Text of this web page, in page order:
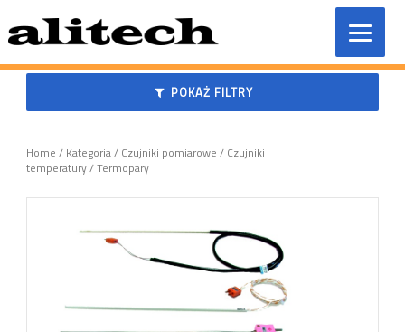
do
treści
POKAŻ FILTRY
Home / Kategoria/ Czujniki pomiarowe / Czujniki
temperatury/ Termopary